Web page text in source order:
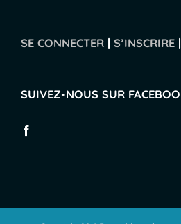
SE CONNECTER | S’INSCRIRE |
SUIVEZ-NOUS SUR